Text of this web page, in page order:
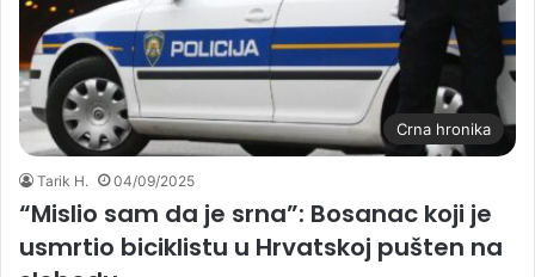
Crna hronika
Tarik H. 04/09/2025
“Mislio sam da je srna”: Bosanac koji je
usmrtio biciklistu u Hrvatskoj pušten na